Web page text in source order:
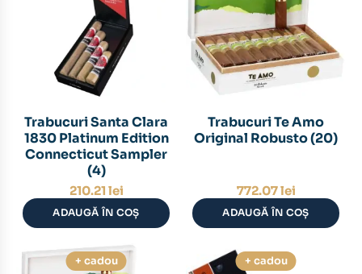
Trabucuri Santa Clara
1830 Platinum Edition
Connecticut Sampler
(4)
210.21 lei
ADAUGĂ ÎN COȘ
Trabucuri Te Amo
Original Robusto (20)
772.07lei
ADAUGĂ ÎN COȘ
+ cadou + cadou